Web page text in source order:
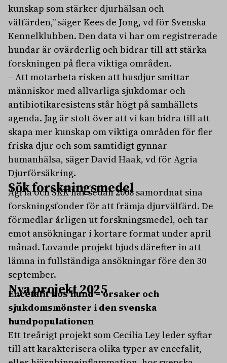
kunskap som stärker djurhälsan och
välfärden,” säger Kees de Jong, vd för Svenska
Kennelklubben. Den data vi har om registrerade
hundar är ovärderlig och bidrar till att stärka
forskningen på flera viktiga områden.
– Att motarbeta risken att husdjur smittar
människor med allvarliga sjukdomar och
antibiotikaresistens står högt på samhällets
agenda. Jag är stolt över att vi kan bidra till att
skapa mer kunskap om viktiga områden för fler
friska djur och som samtidigt gynnar
humanhälsa, säger David Haak, vd för Agria
Djurförsäkring.
Sök forskningsmedel
Agria och SKK har sedan 2008 samordnat sina
forskningsfonder för att främja djurvälfärd. De
förmedlar årligen ut forskningsmedel, och tar
emot ansökningar i kortare format under april
månad. Lovande projekt bjuds därefter in att
lämna in fullständiga ansökningar före den 30
september.
Nya projekt 2025
Encefalit hos hund – orsaker och
sjukdomsmönster i den svenska
hundpopulationen
Ett treårigt projekt som Cecilia Ley leder syftar
till att karakterisera olika typer av encefalit,